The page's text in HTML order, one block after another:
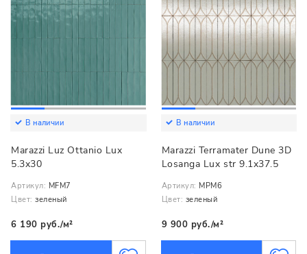
В наличии
Marazzi Luz Ottanio Lux
5.3x30
Артикул: MFM7
Цвет: зеленый
6 190 руб./м²
В наличии
Marazzi Terramater Dune 3D
Losanga Lux str 9.1x37.5
Артикул: MPM6
Цвет: зеленый
9 900 руб./м²